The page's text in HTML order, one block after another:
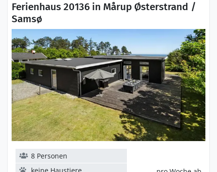
Ferienhaus 20136 in Mårup Østerstrand /
Samsø
8 Personen